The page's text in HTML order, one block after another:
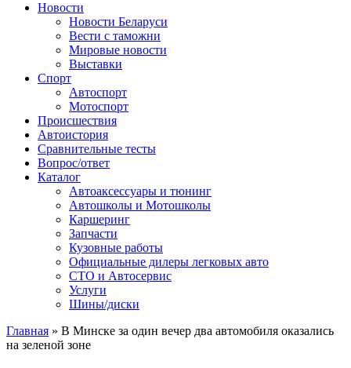
Сайт про автомобили
Новости
Новости Беларуси
Вести с таможни
Мировые новости
Выставки
Спорт
Автоспорт
Мотоспорт
Происшествия
Автоистория
Сравнительные тесты
Вопрос/ответ
Каталог
Автоакcессуары и тюнинг
Автошколы и Мотошколы
Каршеринг
Запчасти
Кузовные работы
Официальные дилеры легковых авто
СТО и Автосервис
Услуги
Шины/диски
Главная » В Минске за один вечер два автомобиля оказались
на зеленой зоне